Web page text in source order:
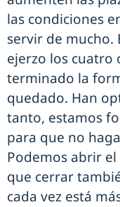
las condiciones
servir de mucho.
ejerzo los cuatro
terminado la
quedado. Han
tanto, estamos
para que no
Podemos abrir
que cerrar
cada vez está